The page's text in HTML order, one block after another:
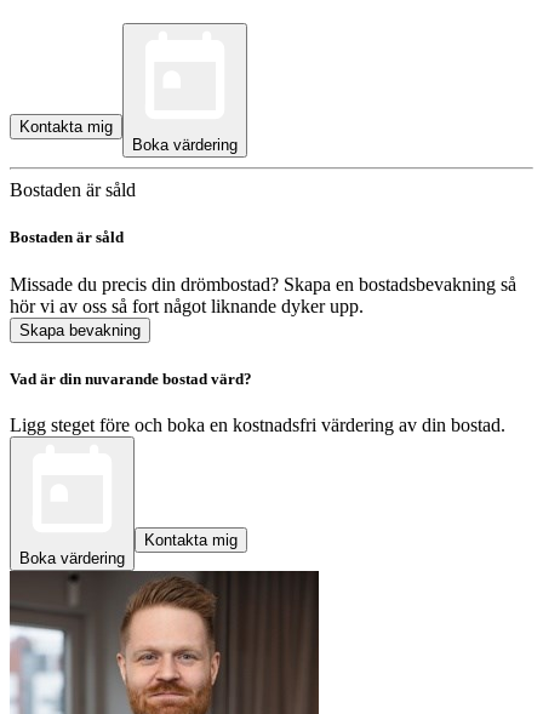
Kontakta mig
Boka värdering
Bostaden är såld
Bostaden är såld
Missade du precis din drömbostad? Skapa en bostadsbevakning så
hör vi av oss så fort något liknande dyker upp.
Skapa bevakning
Vad är din nuvarande bostad värd?
Ligg steget före och boka en kostnadsfri värdering av din bostad.
Boka värdering
Kontakta mig